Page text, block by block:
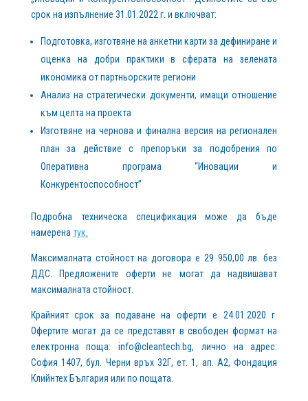
срок на изпълнение 31.01.2022 г. и включват:
Подготовка, изготвяне на анкетни карти за дефиниране и
оценка на добри практики в сферата на зелената
икономика от партньорските региони
Анализ на стратегически документи, имащи отношение
към целта на проекта
Изготвяне на чернова и финална версия на регионален
план за действие с препоръки за подобрения по
Оперативна програма “Иновации и
Конкурентоспособност”
Подробна техническа спецификация може да бъде
намерена тук
Максималната стойност на договора е 29 950,00 лв. без
ДДС. Предложените оферти не могат да надвишават
максималната стойност.
Крайният срок за подаване на оферти е 24.01.2020 г.
Офертите могат да се представят в свободен формат на
електронна поща:info@cleantech.bg, лично на адрес:
София 1407, бул. Черни връх 32Г, ет. 1, ап. А2, Фондация
Клийнтех България или по пощата.